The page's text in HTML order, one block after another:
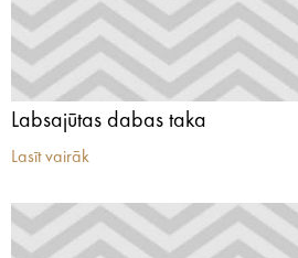
Labsajūtas dabas taka
Lasīt vairāk